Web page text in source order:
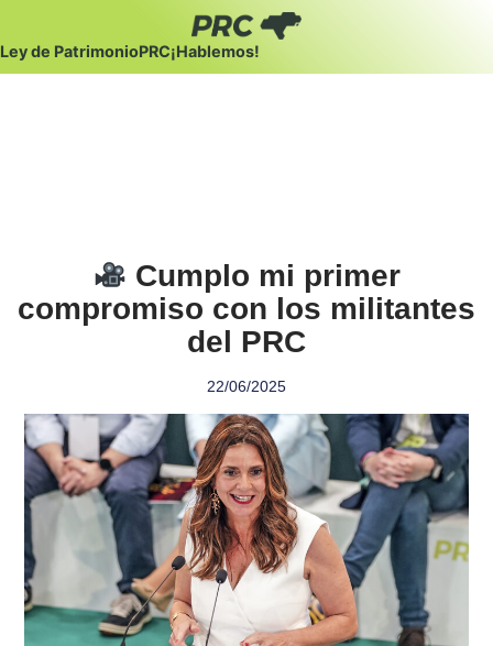
Ley de PatrimonioPRC¡Hablemos!
Cumplo mi primer
compromiso con los militantes
del PRC
22/06/2025